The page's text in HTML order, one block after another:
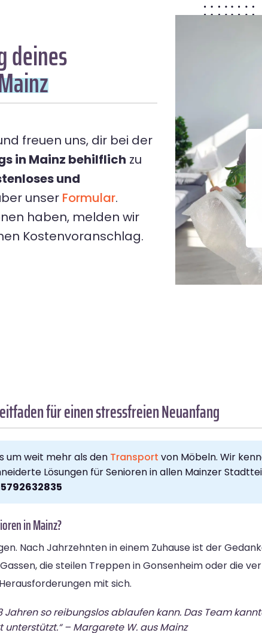
deines
freuen uns, dir bei der
in Mainz behilflich zu
und
unser Formular.
haben, melden wir
Kostenvoranschlag.
für einen stressfreien Neuanfang
um weit mehr als den Transport von Möbeln. Wir
Lösungen für Senioren in allen Mainzer
in Mainz?
Nach Jahrzehnten in einem Zuhause ist der
die steilen Treppen in Gonsenheim oder die
mit sich.
so reibungslos ablaufen kann. Das Team
– Margarete W. aus Mainz